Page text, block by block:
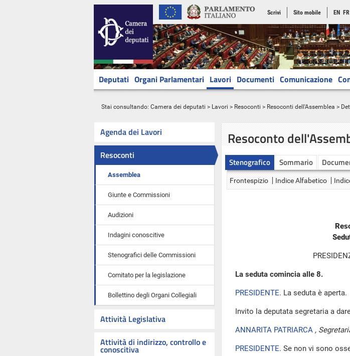
Scrivi Sito mobile EN FR
Deputati Organi Parlamentari Lavori Documenti Comunicazione
Stai consultando: Camera dei deputati > Lavori > Resoconti > Resoconti dell'Assemblea >
Agenda dei Lavori
Resoconti
Assemblea
Giunte e Commissioni
Audizioni
Indagini conoscitive
Stenografici delle Commissioni
Comitato per la legislazione
Bollettino degli Organi Collegiali
Attività Legislativa
Attività di indirizzo, controllo e
conoscitiva
Resoconto
Stenografico Sommario
Frontespizio Indice Alfabetico
La seduta comincia alle 8.
PRESIDENTE. La seduta è aperta.
Invito la deputata segretaria a
ANNARITA PATRIARCA ,
PRESIDENTE. Se non vi sono